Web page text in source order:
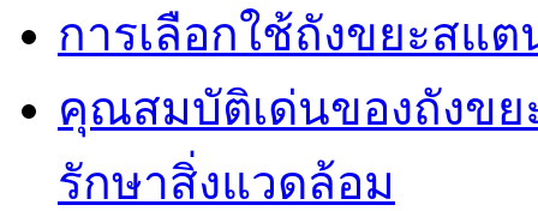
การเลือกใช้ถังขยะสแต
คุณสมบัติเด่นของถังขย
รักษาสิ่งแวดล้อม